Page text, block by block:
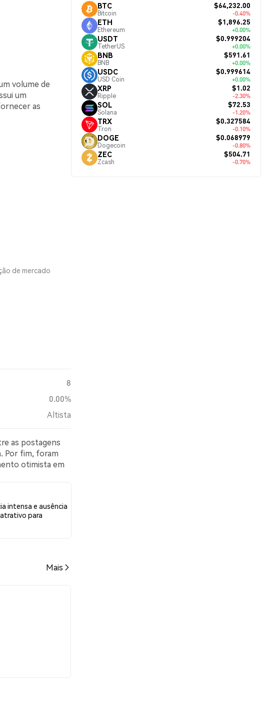
volume de
um
as
de mercado
8
0.00%
Altista
as postagens
Por fim, foram
otimista em
intensa e ausência
para
Mais
BTC
Bitcoin
$64,232.00
-0.40%
ETH
Ethereum
$1,896.25
+0.00%
USDT
TetherUS
$0.999204
+0.00%
BNB
BNB
$591.61
+0.00%
USDC
USD Coin
$0.999614
+0.00%
XRP
Ripple
$1.02
-2.30%
SOL
Solana
$72.53
-1.20%
TRX
Tron
$0.327584
-0.10%
DOGE
Dogecoin
$0.068979
-0.80%
ZEC
Zcash
$504.71
-0.70%